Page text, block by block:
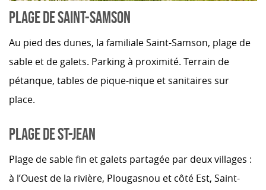
PLAGE DE SAINT-SAMSON
Au pied des dunes, la familiale Saint-Samson, plage de
sable et de galets. Parking à proximité. Terrain de
pétanque, tables de pique-nique et sanitaires sur
place.
PLAGE DE ST-JEAN
Plage de sable fin et galets partagée par deux villages :
à l’Ouest de la rivière, Plougasnou et côté Est, Saint-